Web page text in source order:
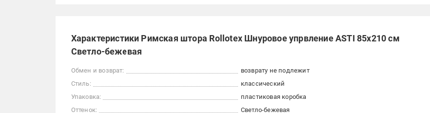
Характеристики Римская штора Rollotex Шнуровое упрвление ASTI 85x210 см
Светло-бежевая
Обмен и возврат:
возврату не подлежит
Стиль:
классический
Упаковка:
пластиковая коробка
Оттенок:
Светло-бежевая